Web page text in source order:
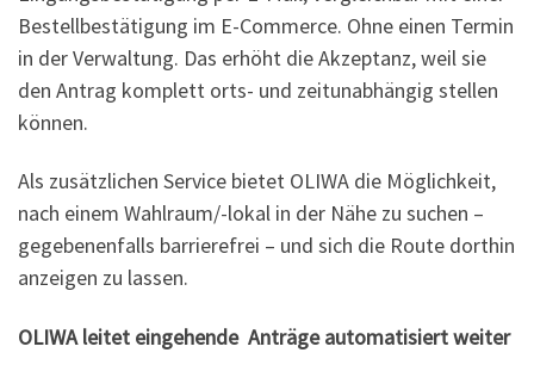
Bestellbestätigung im E-Commerce. Ohne einen Termin
in der Verwaltung. Das erhöht die Akzeptanz, weil sie
den Antrag komplett orts- und zeitunabhängig stellen
können.
Als zusätzlichen Service bietet OLIWA die Möglichkeit,
nach einem Wahlraum/-lokal in der Nähe zu suchen –
gegebenenfalls barrierefrei – und sich die Route dorthin
anzeigen zu lassen.
OLIWA leitet eingehende Anträge automatisiert weiter